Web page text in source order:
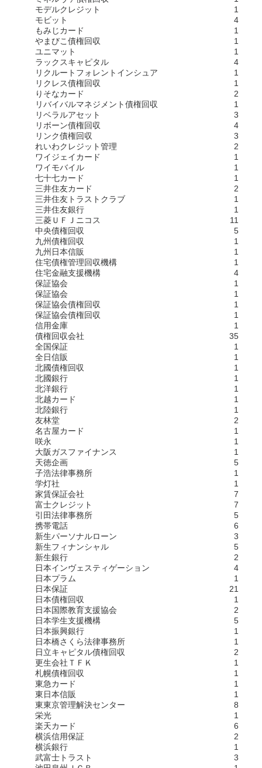
モデルクレジット
1
モビット
4
もみじカード
1
やまびこ債権回収
1
ユニマット
1
ラックスキャピタル
4
リクルートフォレントインシュア
1
リクレス債権回収
1
りそなカード
2
リバイバルマネジメント債権回収
1
リベラルアセット
3
リボーン債権回収
4
リンク債権回収
3
れいわクレジット管理
2
ワイジェイカード
1
ワイモバイル
1
七十七カード
1
三井住友カード
2
三井住友トラストクラブ
1
三井住友銀行
1
三菱ＵＦＪニコス
11
中央債権回収
5
九州債権回収
1
九州日本信販
1
住宅債権管理回収機構
1
住宅金融支援機構
4
保証協会
1
保証協会
1
保証協会債権回収
1
保証協会債権回収
1
信用金庫
1
債権回収会社
35
全国保証
1
全日信販
1
北國債権回収
1
北國銀行
1
北洋銀行
1
北越カード
1
北陸銀行
1
友林堂
2
名古屋カード
1
咲永
1
大阪ガスファイナンス
1
天徳企画
5
子浩法律事務所
1
学灯社
1
家賃保証会社
7
富士クレジット
7
引田法律事務所
5
携帯電話
6
新生パーソナルローン
3
新生フィナンシャル
5
新生銀行
2
日本インヴェスティゲーション
4
日本プラム
1
日本保証
21
日本債権回収
1
日本国際教育支援協会
2
日本学生支援機構
5
日本振興銀行
1
日本橋さくら法律事務所
1
日立キャピタル債権回収
2
更生会社ＴＦＫ
1
札幌債権回収
1
東急カード
1
東日本信販
1
東東京管理解決センター
8
栄光
1
楽天カード
6
横浜信用保証
2
横浜銀行
1
武富士トラスト
3